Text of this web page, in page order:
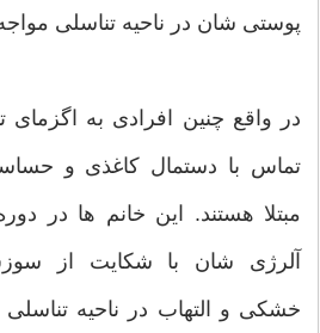
پوستی شان در ناحیه تناسلی
در واقع چنین افرادی به اگزمای
تماس با دستمال کاغذی و
مبتلا هستند. این خانم ها در
آلرژی شان با شکایت از
خشکی و التهاب در ناحیه